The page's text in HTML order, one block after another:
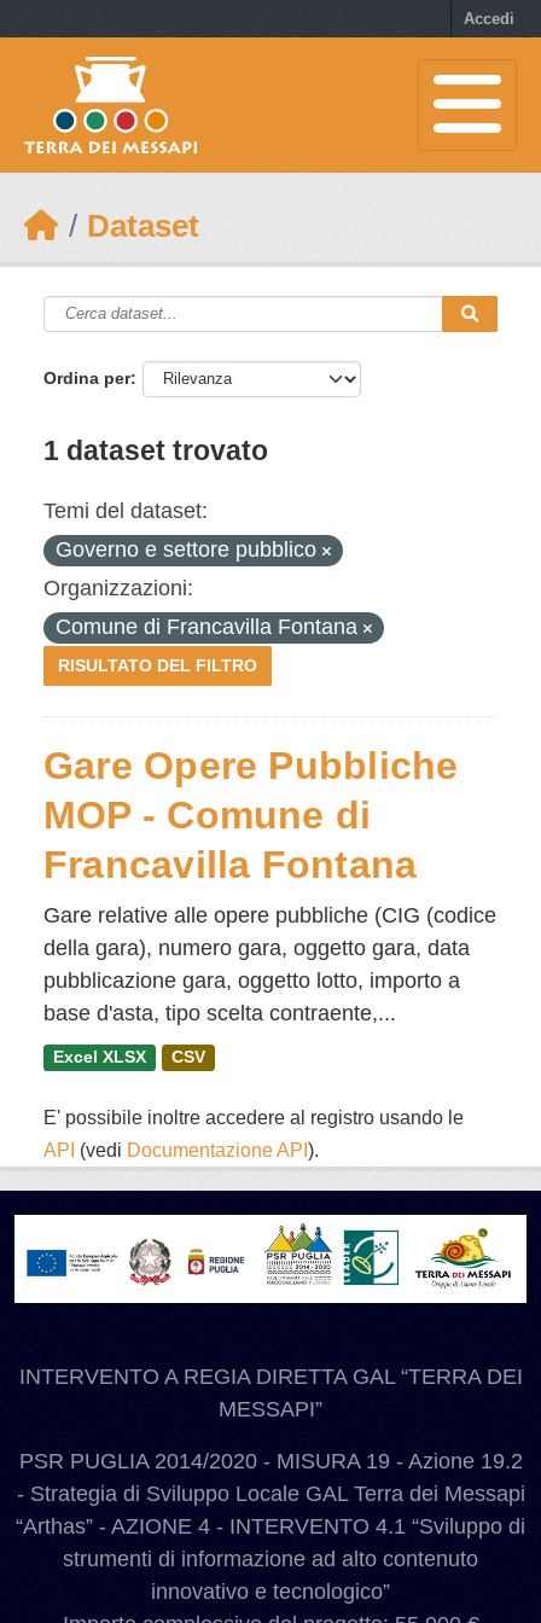
Accedi
Dataset
Ordina per
1 dataset trovato
Temi del dataset:
Governo e settore pubblico
Organizzazioni:
Comune di Francavilla Fontana
RISULTATO DEL FILTRO
Gare Opere Pubbliche
MOP - Comune di
Francavilla Fontana
Gare relative alle opere pubbliche (CIG (codice
della gara), numero gara, oggetto gara, data
pubblicazione gara, oggetto lotto, importo a
base d'asta, tipo scelta contraente,...
Excel XLSX CSV
E' possibile inoltre accedere al registro usando le
API (vedi Documentazione API ).
INTERVENTO A REGIA DIRETTA GAL “TERRA DEI
MESSAPI”
PSR PUGLIA 2014/2020 - MISURA 19 - Azione 19.2
- Strategia di Sviluppo Locale GAL Terra dei Messapi
“Arthas” - AZIONE 4 - INTERVENTO 4.1 “Sviluppo di
strumenti di informazione ad alto contenuto
innovativo e tecnologico”